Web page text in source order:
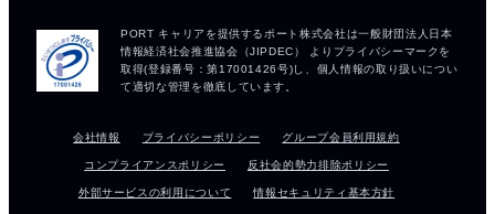
会社情報 プライバシーポリシー グループ会員利用規約
コンプライアンスポリシー 反社会的勢力排除ポリシー
外部サービスの利用について 情報セキュリティ基本方針